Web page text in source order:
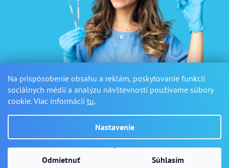
Na prispôsobenie obsahu a reklám, poskytovanie funkcií
sociálnych médií a analýzu návštevnosti používame súbory
cookie. Viac informácií tu.
Nastavenie
Odmietnuť Súhlasím
Vytvoril Shoptet
Copyright 2026Sanus Dental . Všetky práva vyhradené.